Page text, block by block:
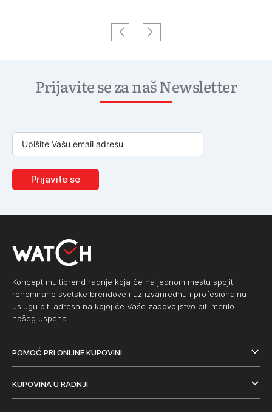
Prijavite se za naš Newsletter
Prijavite se
Koncept multibrend radnje koja će na jednom mestu spojiti
renomirane svetske brendove i uz izvanrednu i profesionalnu
uslugu biti adresa na kojoj će Vaše zadovoljstvo biti merilo
našeg uspeha.
POMOĆ PRI ONLINE KUPOVINI
KUPOVINA U RADNJI